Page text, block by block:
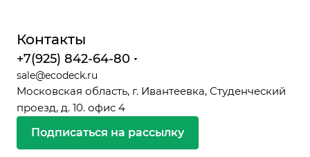
Контакты
+7(925) 842-64-80
sale@ecodeck.ru
Московская область, г. Ивантеевка, Студенческий
проезд, д. 10. офис 4
Подписаться на рассылку